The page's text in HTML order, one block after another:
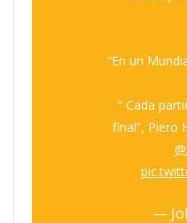
“En un
“ Cada
final”, Piero
—